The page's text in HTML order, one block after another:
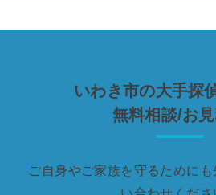
いわき市の大手探
無料相談/お見
ご自身やご家族を守るために